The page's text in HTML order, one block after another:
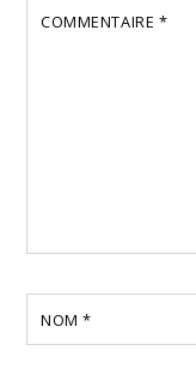
COMMENTAIRE *
NOM*